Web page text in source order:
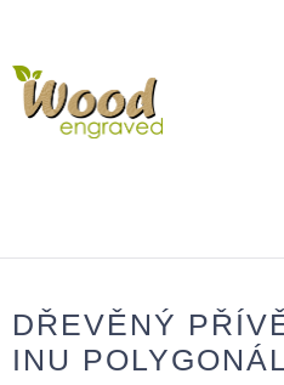
DŘEVĚNÝ
INU